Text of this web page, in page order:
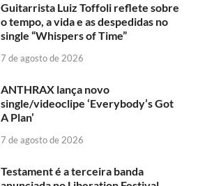
Guitarrista Luiz Toffoli reflete sobre
o tempo, a vida e as despedidas no
single “Whispers of Time”
7 de agosto de 2026
ANTHRAX lança novo
single/videoclipe ‘Everybody’s Got
A Plan’
7 de agosto de 2026
Testament é a terceira banda